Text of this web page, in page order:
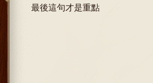
最後這句才是重點